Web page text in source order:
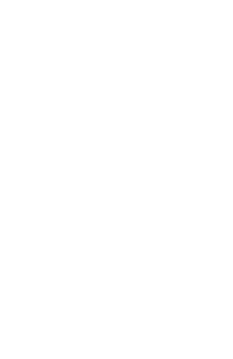
切
ィ